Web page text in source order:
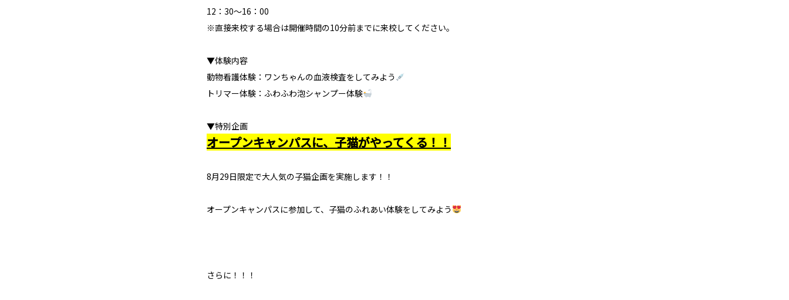
12：30～16：00
※直接来校する場合は開催時間の10分前までに来校してください。
▼体験内容
動物看護体験：ワンちゃんの血液検査をしてみよう
トリマー体験：ふわふわ泡シャンプー体験
▼特別企画
オープンキャンパスに、子猫がやってくる！！
8月29日限定で大人気の子猫企画を実施します！！
オープンキャンパスに参加して、子猫のふれあい体験をしてみよう
さらに！！！